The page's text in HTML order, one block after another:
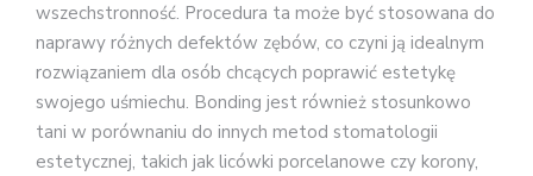
wszechstronność. Procedura ta może być stosowana do
naprawy różnych defektów zębów, co czyni ją idealnym
rozwiązaniem dla osób chcących poprawić estetykę
swojego uśmiechu. Bonding jest również stosunkowo
tani w porównaniu do innych metod stomatologii
estetycznej, takich jak licówki porcelanowe czy korony,